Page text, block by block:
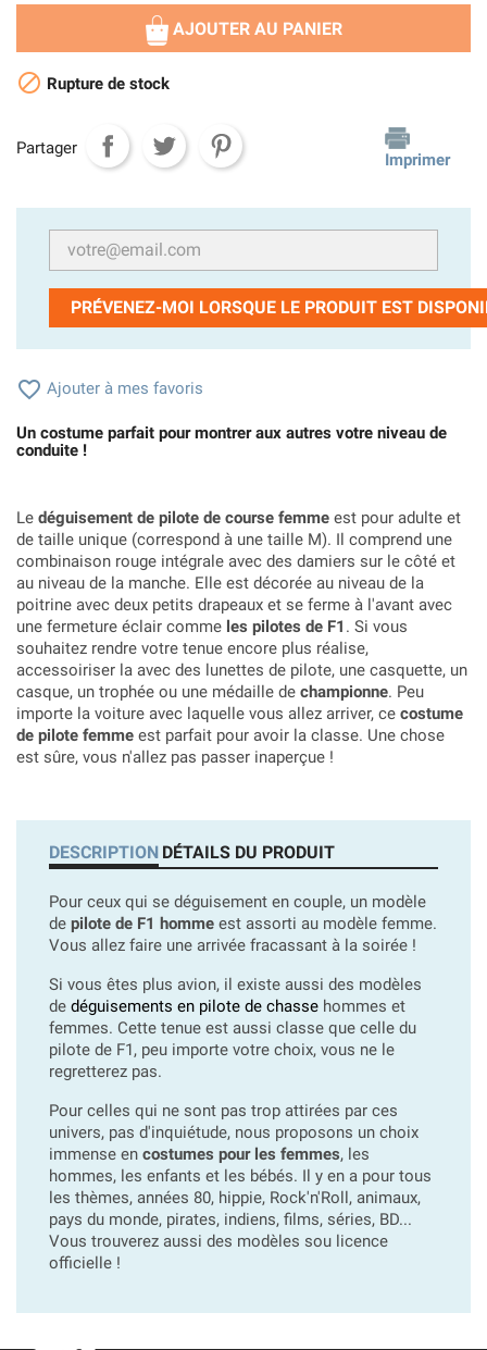
AJOUTER AU PANIER
 Rupture de stock
Partager
Imprimer
PRÉVENEZ-MOI LORSQUE LE PRODUIT EST
 Ajouter à mes favoris
Un costume parfait pour montrer aux autres votre niveau de
conduite !
Le déguisement de pilote de course femme est pour adulte et
de taille unique (correspond à une taille M). Il comprend une
combinaison rouge intégrale avec des damiers sur le côté et
au niveau de la manche. Elle est décorée au niveau de la
poitrine avec deux petits drapeaux et se ferme à l'avant avec
une fermeture éclair comme les pilotes de F1 . Si vous
souhaitez rendre votre tenue encore plus réalise,
accessoiriser la avec des lunettes de pilote, une casquette, un
casque, un trophée ou une médaille de championne. Peu
importe la voiture avec laquelle vous allez arriver, ce costume
de pilote femme est parfait pour avoir la classe. Une chose
est sûre, vous n'allez pas passer inaperçue !
DESCRIPTION DÉTAILS DU PRODUIT
Pour ceux qui se déguisement en couple, un modèle
de pilote de F1 homme est assorti au modèle femme.
Vous allez faire une arrivée fracassant à la soirée !
Si vous êtes plus avion, il existe aussi des modèles
de déguisements en pilote de chasse hommes et
femmes. Cette tenue est aussi classe que celle du
pilote de F1, peu importe votre choix, vous ne le
regretterez pas.
Pour celles qui ne sont pas trop attirées par ces
univers, pas d'inquiétude, nous proposons un choix
immense en costumes pour les femmes, les
hommes, les enfants et les bébés. Il y en a pour tous
les thèmes, années 80, hippie, Rock'n'Roll, animaux,
pays du monde, pirates, indiens, films, séries, BD...
Vous trouverez aussi des modèles sou licence
officielle !